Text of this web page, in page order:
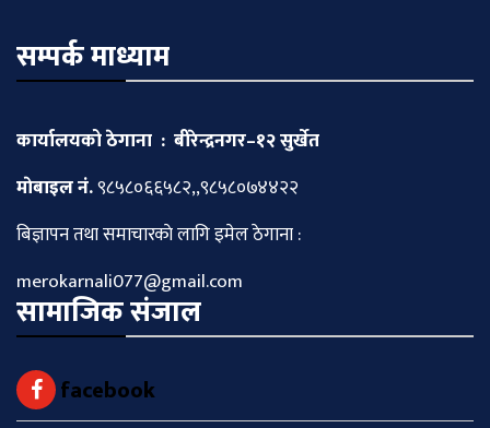
सम्पर्क माध्याम
कार्यालयको ठेगाना : बीरेन्द्रनगर–१२ सुर्खेत
माेबाइल नं.९८५८०६६५८२,,९८५८०७४४२२
बिज्ञापन तथा समाचारकाे लागि इमेल ठेगाना :
merokarnali077@gmail.com
सामाजिक संजाल
facebook